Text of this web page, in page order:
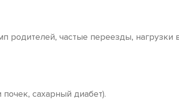
частые переезды, нагрузки
сахарный диабет).